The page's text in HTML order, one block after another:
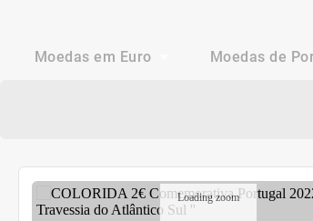
Moedas em Euro Moedas de
Loading zoom